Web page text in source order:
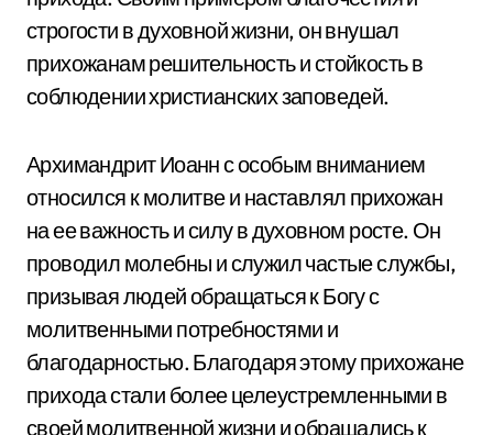
строгости в духовной жизни, он внушал
прихожанам решительность и стойкость в
соблюдении христианских заповедей.
Архимандрит Иоанн с особым вниманием
относился к молитве и наставлял прихожан
на ее важность и силу в духовном росте. Он
проводил молебны и служил частые службы,
призывая людей обращаться к Богу с
молитвенными потребностями и
благодарностью. Благодаря этому прихожане
прихода стали более целеустремленными в
своей молитвенной жизни и обращались к